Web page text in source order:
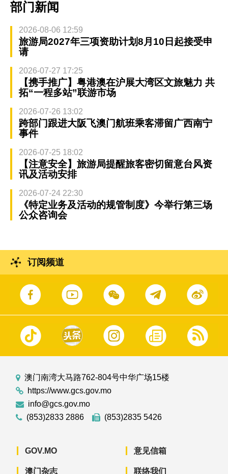
部门新闻
2026-08-06 12:59
旅游局2027年三项资助计划8月10日起接受申
请
2026-07-27 17:25
【携手推广】粤港澳在沪展大湾区文旅魅力 共
拓“一程多站”联游市场
2026-07-26 13:02
跨部门跟进大阪飞澳门航班乘客滞留广西南宁
事件
2026-07-25 18:02
【注意安全】旅游局提醒旅客密切留意台风资
讯及活动安排
2026-07-24 22:30
《特定业务及活动的规管制度》今举行第三场
公众咨询会
订阅频道
澳门南湾大马路762-804号中华广场15楼
https://www.gcs.gov.mo
info@gcs.gov.mo
(853)2833 2886
(853)2835 5426
GOV.MO
澳门杂志
意见信箱
联络我们